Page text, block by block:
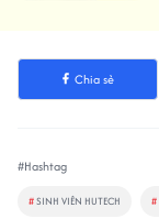
Chia sẻ
#Hashtag
#SINH VIÊN HUTECH #